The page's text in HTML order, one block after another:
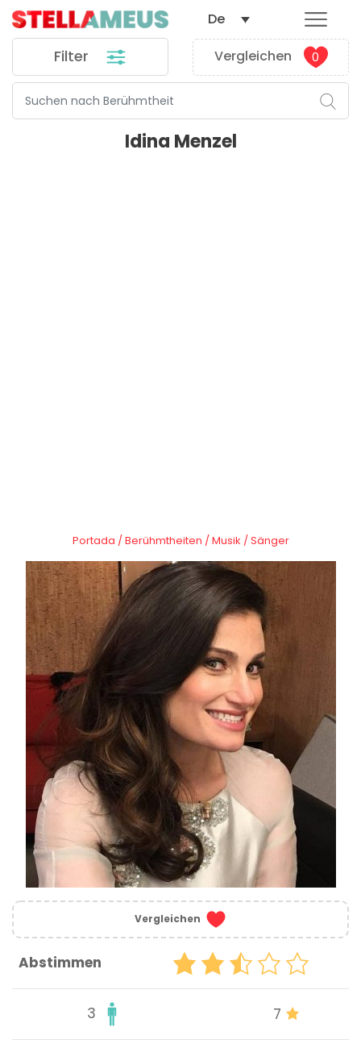
Filter Vergleichen 0
De
Idina Menzel
Portada /Berühmtheiten /Musik /Sänger
Vergleichen
Abstimmen
3 7